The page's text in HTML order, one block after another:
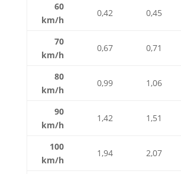
60
km/h
0,42 0,45
70
km/h
0,67 0,71
80
km/h
0,99 1,06
90
km/h
1,42 1,51
100
km/h
1,94 2,07